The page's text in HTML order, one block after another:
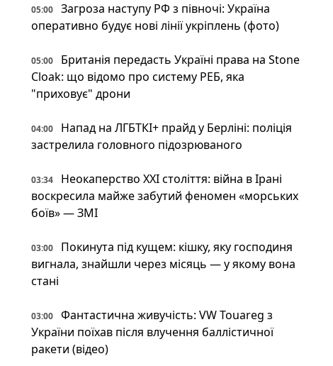
05:00
Загроза наступу РФ з півночі: Україна
оперативно будує нові лінії укріплень (фото)
05:00
Британія передасть Україні права на Stone
Cloak: що відомо про систему РЕБ, яка
"приховує" дрони
04:00
Напад на ЛГБТКІ+ прайд у Берліні: поліція
застрелила головного підозрюваного
03:34
Неокаперство XXI століття: війна в Ірані
воскресила майже забутий феномен «морських
боїв» — ЗМІ
03:00
Покинута під кущем: кішку, яку господиня
вигнала, знайшли через місяць — у якому вона
стані
03:00
Фантастична живучість: VW Touareg з
України поїхав після влучення баллістичної
ракети (відео)